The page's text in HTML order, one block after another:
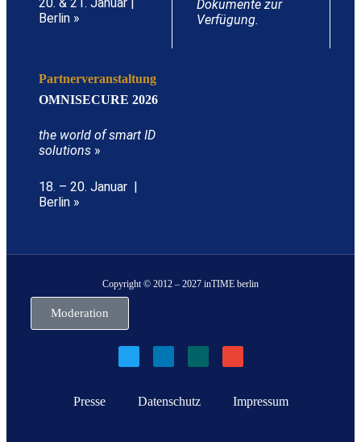
Berlin »
Dokumente zur
Verfügung.
Partnerveranstaltung
OMNISECURE 2026
the world of smart ID
solutions »
18. – 20. Januar |
Berlin »
Copyright © 2012 – 2027 inTIME berlin
Moderation
Presse Datenschutz Impressum